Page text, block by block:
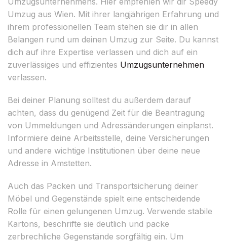
Umzug aus Wien. Mit ihrer langjährigen Erfahrung und
ihrem professionellen Team stehen sie dir in allen
Belangen rund um deinen Umzug zur Seite. Du kannst
dich auf ihre Expertise verlassen und dich auf ein
zuverlässiges und effizientes Umzugsunternehmen
verlassen.
Bei deiner Planung solltest du außerdem darauf
achten, dass du genügend Zeit für die Beantragung
von Ummeldungen und Adressänderungen einplanst.
Informiere deine Arbeitsstelle, deine Versicherungen
und andere wichtige Institutionen über deine neue
Adresse in Amstetten.
Auch das Packen und Transportsicherung deiner
Möbel und Gegenstände spielt eine entscheidende
Rolle für einen gelungenen Umzug. Verwende stabile
Kartons, beschrifte sie deutlich und packe
zerbrechliche Gegenstände sorgfältig ein. Um